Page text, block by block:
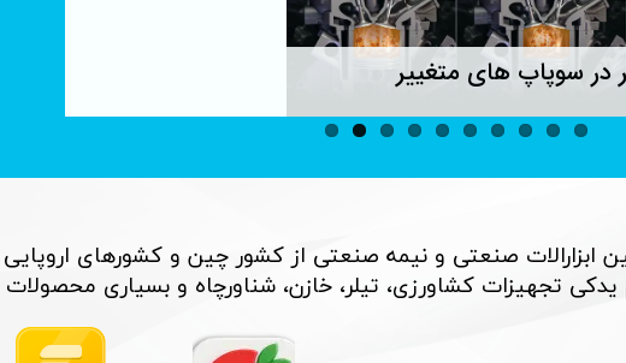
در سوپاپ های متغییر
ابزارالات صنعتی و نیمه صنعتی از کشور چین و کشورهای
تجهیزات کشاورزی، تیلر، خازن، شناورچاه و بسیاری